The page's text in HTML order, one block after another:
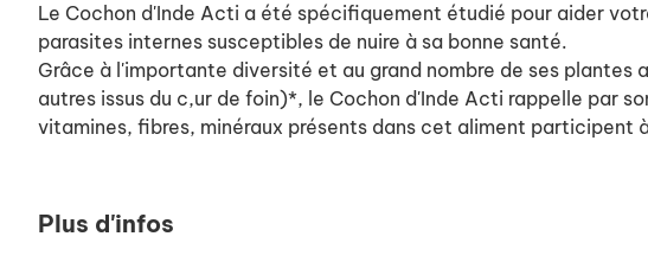
Le Cochon d'Inde Acti a été spécifiquement étudié pour aider
parasites internes susceptibles de nuire à sa bonne santé.
Grâce à l'importante diversité et au grand nombre de ses
autres issus du c,ur de foin)*, le Cochon d'Inde Acti rappelle par
vitamines, fibres, minéraux présents dans cet aliment participent
Plus d'infos